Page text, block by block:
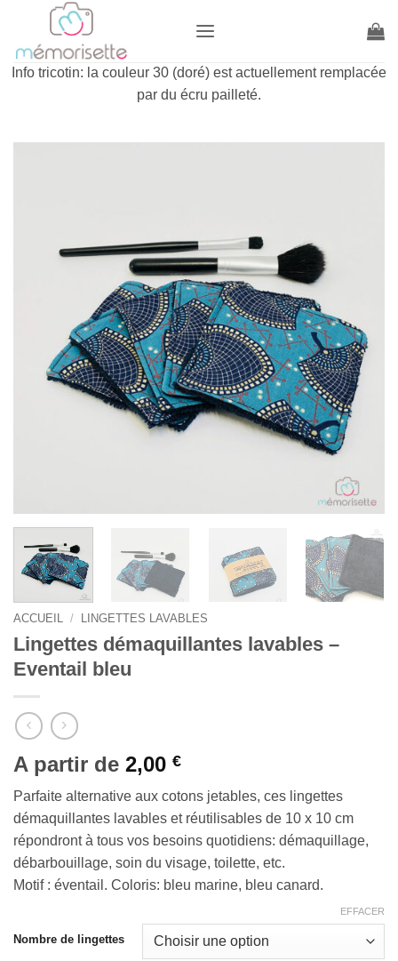
contenu
Info tricotin: la couleur 30 (doré) est actuellement remplacée
par du écru pailleté.
ACCUEIL / LINGETTES LAVABLES
Lingettes démaquillantes lavables –
Eventail bleu
A partir de 2,00 €
Parfaite alternative aux cotons jetables, ces lingettes
démaquillantes lavables et réutilisables de 10 x 10 cm
répondront à tous vos besoins quotidiens: démaquillage,
débarbouillage, soin du visage, toilette, etc.
Motif : éventail. Coloris: bleu marine, bleu canard.
Nombre de lingettes
EFFACER